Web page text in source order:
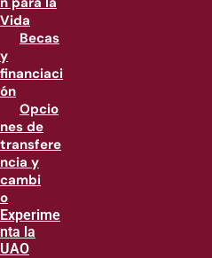
Vida
Becas
y
financiaci
ón
Opcio
nes de
transfere
ncia y
cambi
o
Experime
nta la
UAO